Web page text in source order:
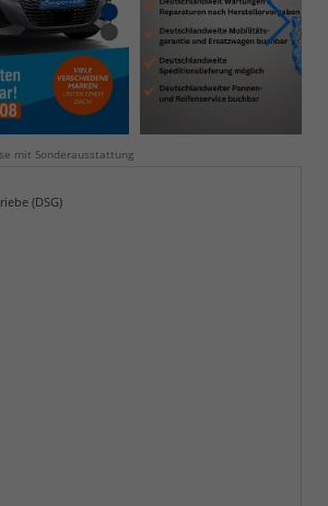
mit Sonderausstattung
(DSG)